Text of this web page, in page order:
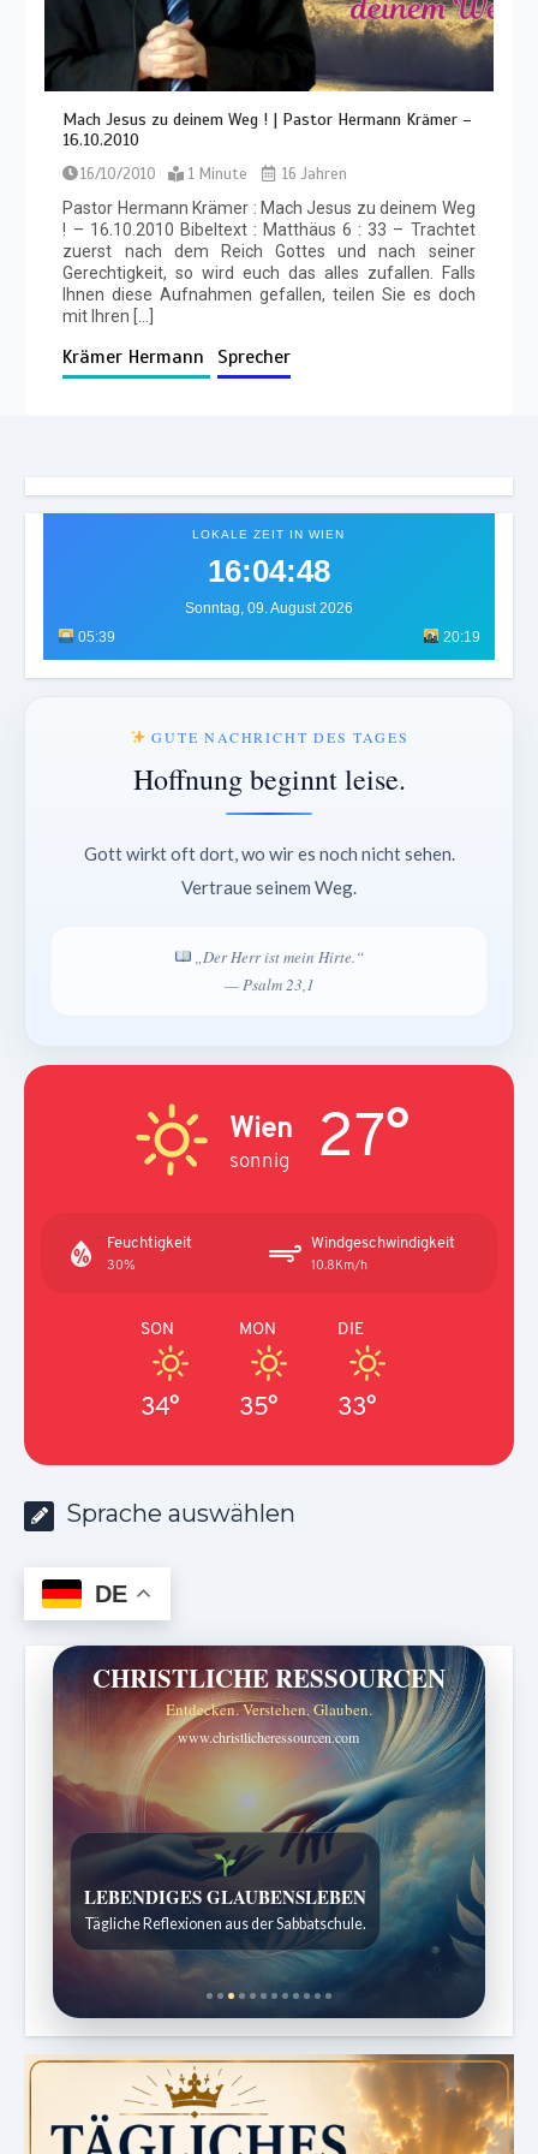
Mach Jesus zu deinem Weg ! | Pastor Hermann Krämer –
16.10.2010
16/10/2010 1 Minute
16 Jahren
Pastor Hermann Krämer : Mach Jesus zu deinem Weg
! – 16.10.2010 Bibeltext : Matthäus 6 : 33 – Trachtet
zuerst nach dem Reich Gottes und nach seiner
Gerechtigkeit, so wird euch das alles zufallen. Falls
Ihnen diese Aufnahmen gefallen, teilen Sie es doch
mit Ihren […]
Krämer Hermann Sprecher
LOKALE ZEIT IN WIEN
16:04:52
Sonntag, 09. August 2026
05:39
20:19
GUTE NACHRICHT DES TAGES
Hoffnung beginnt leise.
Gott wirkt oft dort, wo wir es noch nicht sehen.
Vertraue seinem Weg.
„Der Herr ist mein Hirte.“
— Psalm 23,1
Wien
sonnig 27°
Feuchtigkeit
30%
Windgeschwindigkeit
10.8Km/h
SON
34°
MON
35°
DIE
33°
Sprache auswählen
DE
CHRISTLICHE RESSOURCEN
Entdecken. Verstehen. Glauben.
www.christlicheressourcen.com
Bibelgeschichten zum Staunen
Kindergeschichten für 7 bis 12 Jahre.